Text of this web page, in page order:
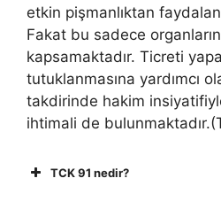
etkin pişmanlıktan
Fakat bu sadece
kapsamaktadır. Ticreti
tutuklanmasına yardımcı
takdirinde hakim
ihtimali de
TCK 91 nedir?